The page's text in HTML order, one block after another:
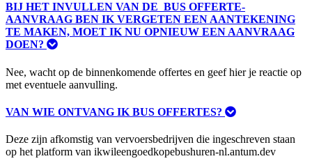
BIJ HET INVULLEN VAN DE BUS OFFERTE-
AANVRAAG BEN IK VERGETEN EEN AANTEKENING
TE MAKEN, MOET IK NU OPNIEUW EEN AANVRAAG
DOEN?
Nee, wacht op de binnenkomende offertes en geef hier je reactie op
met eventuele aanvulling.
VAN WIE ONTVANG IK BUS OFFERTES?
Deze zijn afkomstig van vervoersbedrijven die ingeschreven staan
op het platform van ikwileengoedkopebushuren-nl.antum.dev